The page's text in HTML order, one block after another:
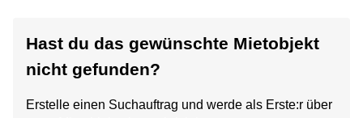
Hast du das gewünschte Mietobjekt
nicht gefunden?
Erstelle einen Suchauftrag und werde als Erste:r über